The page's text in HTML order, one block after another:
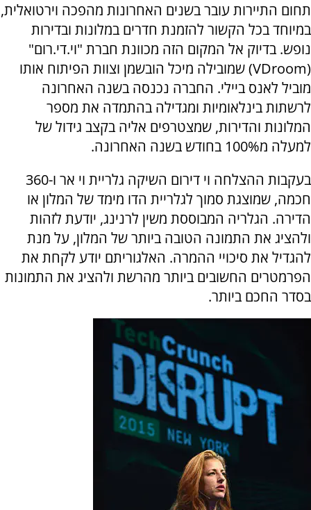
תחום התיירות עובר בשנים האחרונות מהפכה וירטואלית,
במיוחד בכל הקשור להזמנת חדרים במלונות ובדירות
נופש. בדיוק אל המקום הזה מכוונת חברת "וי.די.רום"
(
VDroom) שמובילה מיכל הובשמן וצוות הפיתוח אותו
מוביל לאנס ביילי. החברה נכנסה בשנה האחרונה
לרשתות בינלאומיות ומגדילה בהתמדה את מספר
המלונות והדירות, שמצטרפים אליה בקצב גידול של
למעלה מ100% בחודש בשנה האחרונה.
בעקבות ההצלחה וי דירום השיקה גלריית וי אר ו-360
חכמה, שמוצגת סמוך לגלריית הדו מימד של המלון או
הדירה. הגלריה המבוססת משין לרנינג, יודעת לזהות
ולהציג את התמונה הטובה ביותר של המלון, על מנת
להגדיל את סיכויי ההמרה. האלגוריתם יודע לקחת את
הפרמטרים החשובים ביותר מהרשת ולהציג את התמונות
בסדר החכם ביותר.